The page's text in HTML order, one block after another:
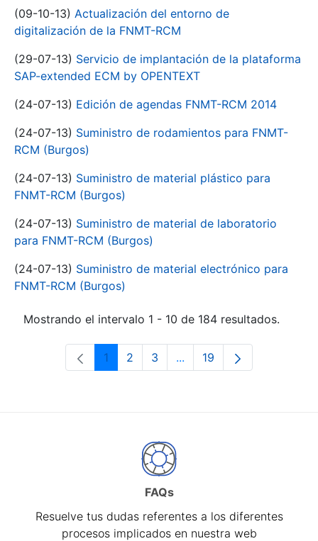
(09-10-13) Actualización del entorno de
digitalización de la FNMT-RCM
(29-07-13) Servicio de implantación de la plataforma
SAP-extended ECM by OPENTEXT
(24-07-13) Edición de agendas FNMT-RCM 2014
(24-07-13) Suministro de rodamientos para FNMT-
RCM (Burgos)
(24-07-13) Suministro de material plástico para
FNMT-RCM (Burgos)
(24-07-13) Suministro de material de laboratorio
para FNMT-RCM (Burgos)
(24-07-13) Suministro de material electrónico para
FNMT-RCM (Burgos)
Mostrando el intervalo 1 - 10 de 184 resultados.
Página
1 Página
2 Página
3 ...Páginas intermedias Use
Página
19
FAQs
Resuelve tus dudas referentes a los diferentes
procesos implicados en nuestra web